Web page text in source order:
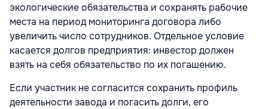
экологические обязательства и сохранять рабочие
места на период мониторинга договора либо
увеличить число сотрудников. Отдельное условие
касается долгов предприятия: инвестор должен
взять на себя обязательство по их погашению.
Если участник не согласится сохранить профиль
деятельности завода и погасить долги, его